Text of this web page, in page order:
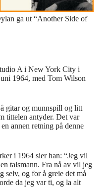
ga ut “Another Side of
A i New York City i
1964, med Tom Wilson
gitar og munnspill og litt
tittelen antyder. Det var
annen retning på denne
i 1964 sier han: “Jeg vil
talsmann. Fra nå av vil jeg
selv, og for å greie det må
da jeg var ti, og la alt